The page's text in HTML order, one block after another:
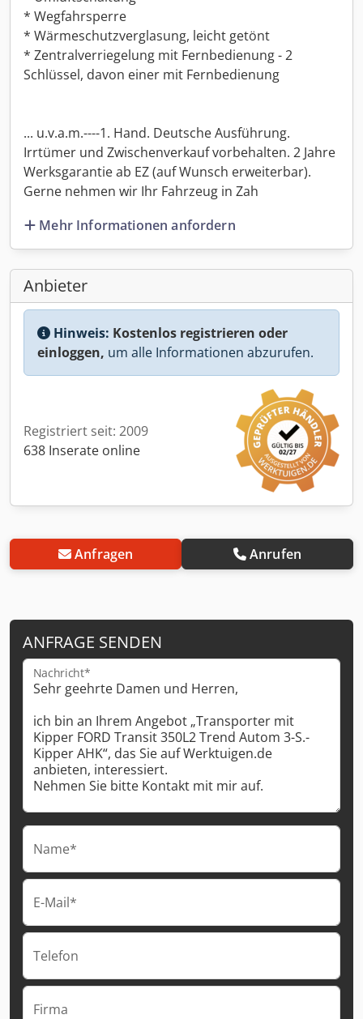
* Wegfahrsperre
* Wärmeschutzverglasung, leicht getönt
* Zentralverriegelung mit Fernbedienung - 2
Schlüssel, davon einer mit Fernbedienung
... u.v.a.m.----1. Hand. Deutsche Ausführung.
Irrtümer und Zwischenverkauf vorbehalten. 2 Jahre
Werksgarantie ab EZ (auf Wunsch erweiterbar).
Gerne nehmen wir Ihr Fahrzeug in Zah
Mehr Informationen anfordern
Anbieter
Hinweis: Kostenlos registrieren oder
einloggen, um alle Informationen abzurufen.
Registriert seit: 2009
638 Inserate online
Anfragen Anrufen
ANFRAGE SENDEN
Nachricht*
Name*
E-Mail*
Telefon
Firma